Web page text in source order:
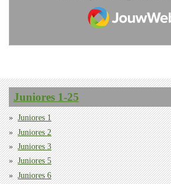
JouwWeb
Juniores 1-25
Juniores 1
Juniores 2
Juniores 3
Juniores 5
Juniores 6